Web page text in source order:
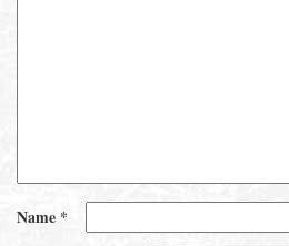
Name *